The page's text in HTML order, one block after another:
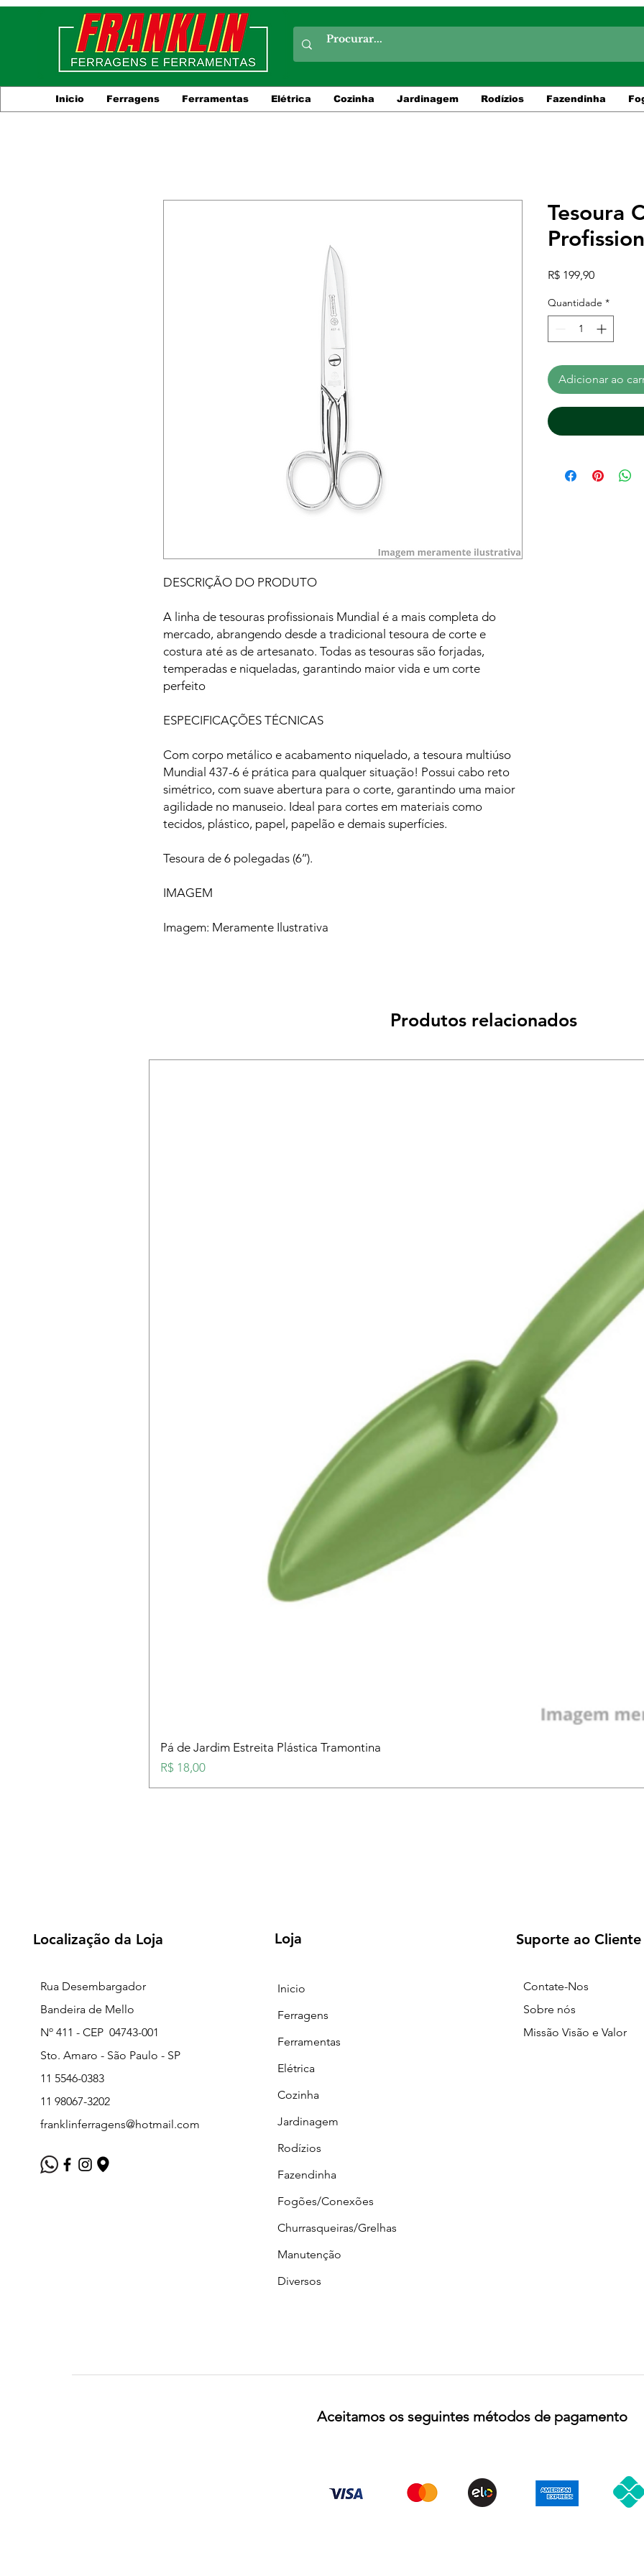
Inicio Ferragens Ferramentas Elétrica Cozinha Jardinagem Rodízios Fazendinha
DESCRIÇÃO DO PRODUTO
A linha de tesouras profissionais Mundial é a mais completa do
mercado, abrangendo desde a tradicional tesoura de corte e
costura até as de artesanato. Todas as tesouras são forjadas,
temperadas e niqueladas, garantindo maior vida e um corte
perfeito
ESPECIFICAÇÕES TÉCNICAS
Com corpo metálico e acabamento niquelado, a tesoura multiúso
Mundial 437-6 é prática para qualquer situação! Possui cabo reto
simétrico, com suave abertura para o corte, garantindo uma maior
agilidade no manuseio. Ideal para cortes em materiais como
tecidos, plástico, papel, papelão e demais superfícies.
Tesoura de 6 polegadas (6’’).
IMAGEM
Imagem: Meramente Ilustrativa
Tesoura
R$ 199,90Preço
Quantidade *
Adicionar ao
Produtos relacionados
Pá de Jardim Estreita Plástica Tramontina
Preço
R$ 18,00
Localização da Loja
Rua Desembargador
Bandeira de Mello
Nº 411 - CEP 04743-001
Sto. Amaro - São Paulo - SP
11 5546-0383
11 98067-3202
franklinferragens@hotmail.com
Loja
Inicio
Ferragens
Ferramentas
Elétrica
Cozinha
Jardinagem
Rodízios
Fazendinha
Fogões/Conexões
Churrasqueiras/Grelhas
Manutenção
Diversos
Suporte ao Cliente
Contate-Nos
Sobre nós
Missão Visão e Valor
Aceitamos os seguintes métodos de pagamento